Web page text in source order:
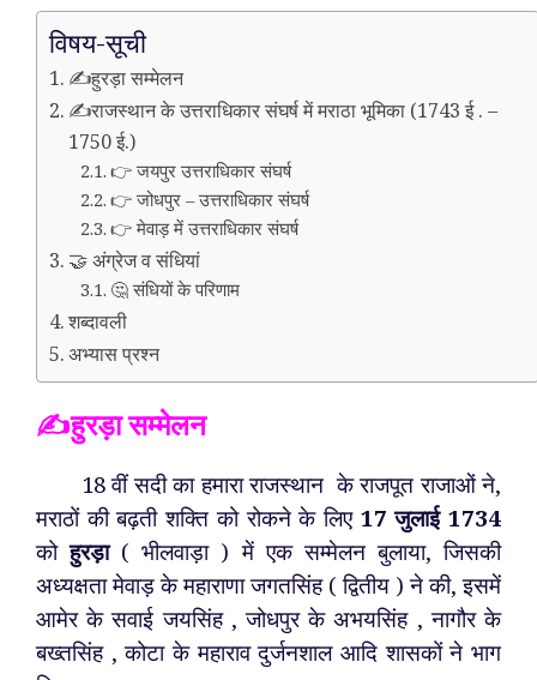
विषय-सूची
✍️हुरड़ा सम्मेलन
✍️राजस्थान के उत्तराधिकार संघर्ष में मराठा भूमिका (1743 ई . –
1750 ई.)
👉 जयपुर उत्तराधिकार संघर्ष
👉 जोधपुर – उत्तराधिकार संघर्ष
👉 मेवाड़ में उत्तराधिकार संघर्ष
🤝 अंग्रेज व संधियां
🤔 संधियों के परिणाम
शब्दावली
अभ्यास प्रश्न
✍️हुरड़ा सम्मेलन
18 वीं सदी का हमारा राजस्थान के राजपूत राजाओं ने,
मराठों की बढ़ती शक्ति को रोकने के लिए 17 जुलाई 1734
कोहुरड़ा( भीलवाड़ा ) में एक सम्मेलन बुलाया, जिसकी
अध्यक्षता मेवाड़ के महाराणा जगतसिंह ( द्वितीय ) ने की, इसमें
आमेर के सवाई जयसिंह , जोधपुर के अभयसिंह , नागौर के
बख्तसिंह , कोटा के महाराव दुर्जनशाल आदि शासकों ने भाग